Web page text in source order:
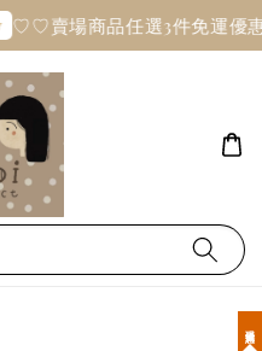
♡♡賣場商品任選3件免運優